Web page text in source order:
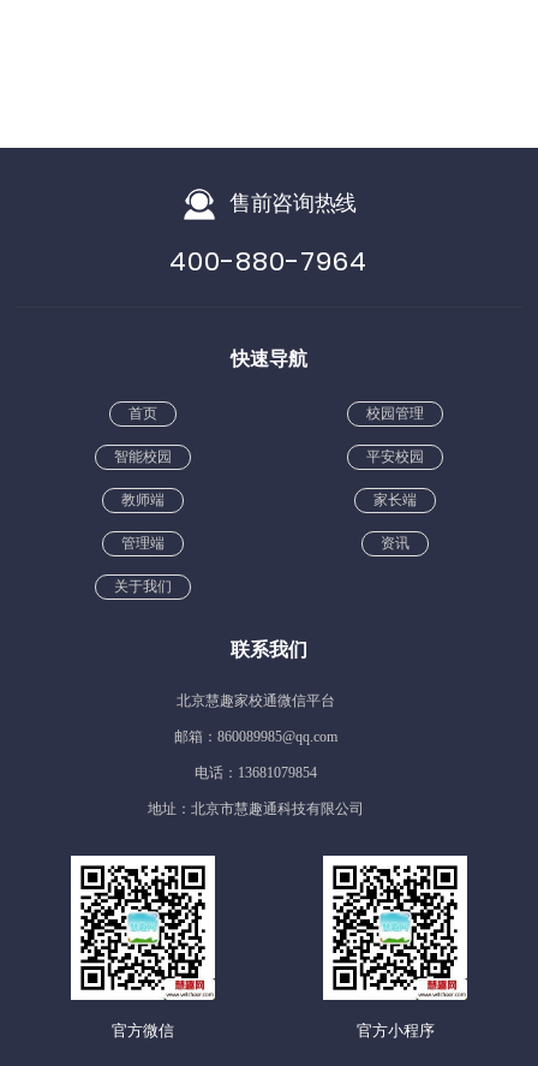
售前咨询热线
400-880-7964
快速导航
首页 校园管理
智能校园 平安校园
教师端 家长端
管理端 资讯
关于我们
联系我们
北京慧趣家校通微信平台
邮箱：860089985@qq.com
电话：13681079854
地址：北京市慧趣通科技有限公司
官方微信 官方小程序